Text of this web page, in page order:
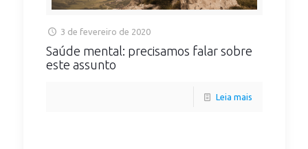
3 de fevereiro de 2020
Saúde mental: precisamos falar sobre
este assunto
Leia mais